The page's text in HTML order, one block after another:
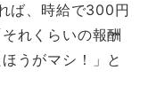
ば、時給で300円
れくらいの報酬
うがマシ！」と